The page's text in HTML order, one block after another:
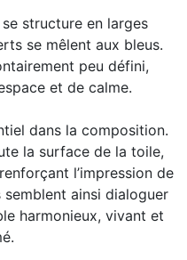
structure en larges
se mêlent aux bleus.
peu défini,
et de calme.
dans la composition.
la surface de la toile,
l’impression de
ainsi dialoguer
harmonieux, vivant et